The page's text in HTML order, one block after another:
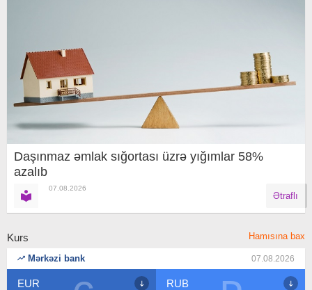
Daşınmaz əmlak sığortası üzrə yığımlar 58%
azalıb
07.08.2026
Ətraflı
Kurs Hamısına bax
Mərkəzi bank 07.08.2026
RUB USD